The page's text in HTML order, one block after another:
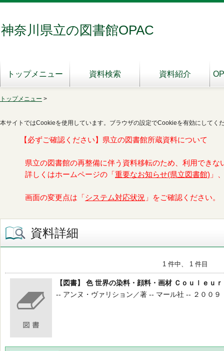
神奈川県立の図書館OPAC
トップメニュー 資料検索 資料紹介
トップメニュー >
本サイトではCookieを使用しています。ブラウザの設定でCookieを有効にしてく
【必ずご確認ください】県立の図書館所蔵資料について
県立の図書館の再整備に伴う資料移転のため、利用できな
詳しくはホームページの「 重要なお知らせ(県立図書館) 」
画面の変更点は「 システム対応状況 」をご確認ください。
資料詳細
1 件中、 1 件目
【図書】 色 世界の染料・顔料・画材 Ｃｏｕｌｅｕ
-- アンヌ・ヴァリション／著 -- マール社 -- ２００９